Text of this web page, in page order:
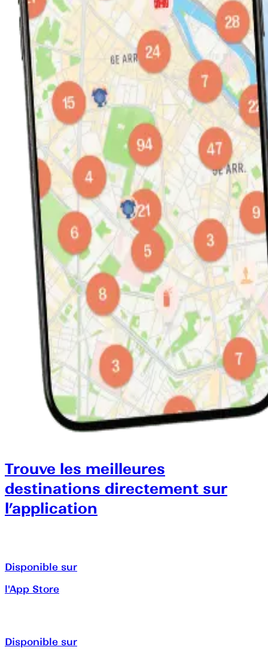
Trouve les meilleures
destinations directement sur
l’application
Disponible sur
l'App Store
Disponible sur